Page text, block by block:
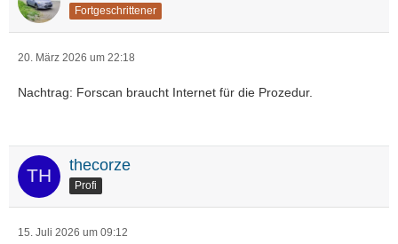
Fortgeschrittener
20. März 2026 um 22:18
Nachtrag: Forscan braucht Internet für die Prozedur.
thecorze
Profi
15. Juli 2026 um 09:12